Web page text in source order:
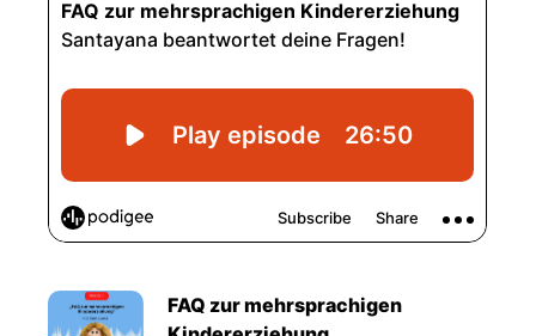
FAQ zur mehrsprachigen